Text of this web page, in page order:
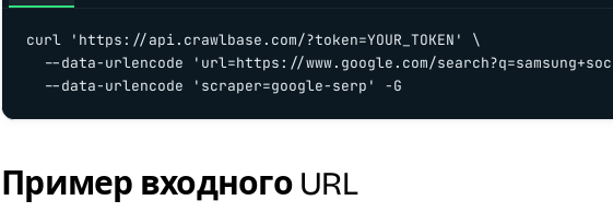
curl 'https://api.crawlbase.com/?token=YOUR_TOKEN' \
--data-urlencode 'url=https://www.google.com/
  --data-urlencode 'scraper=google-serp' -G
Пример входного URL